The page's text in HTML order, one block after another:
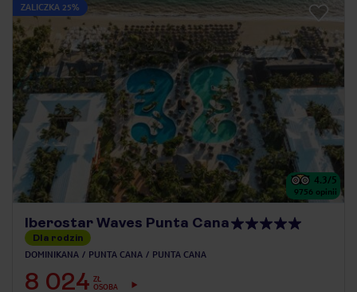
ZALICZKA 25%
4.3/5
9756 opinii
Iberostar Waves Punta Cana
Dla rodzin
DOMINIKANA PUNTA CANA PUNTA CANA
8 024 ZŁ
OSOBA